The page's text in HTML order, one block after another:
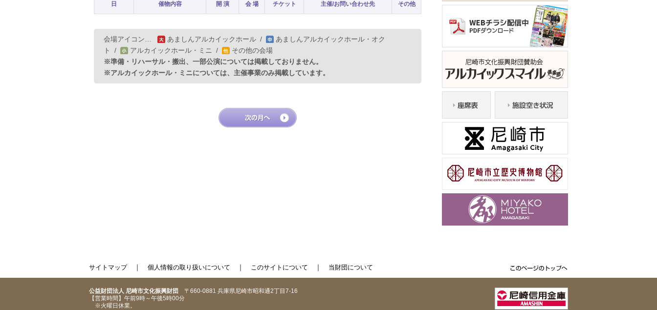
日 催物内容 開 演 会 場 チケット 主催/お問い合わせ先 その他
会場アイコン… あましんアルカイックホール /
あましんアルカイックホール・オク
ト
/ アルカイックホール・ミニ /
その他の会場
※準備・リハーサル・搬出、一部公演については掲載しておりません。
※アルカイックホール・ミニについては、主催事業のみ掲載しています。
サイトマップ｜ 個人情報の取り扱いについて ｜ このサイトについて ｜ 当財団について
公益財団法人 尼崎市文化振興財団 〒660-0881 兵庫県尼崎市昭和通2丁目7-16
【営業時間】午前9時～午後5時00分
※火曜日休業。